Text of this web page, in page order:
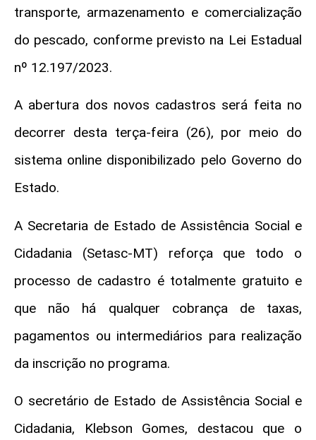
transporte, armazenamento e comercialização
do pescado, conforme previsto na Lei Estadual
nº 12.197/2023.
A abertura dos novos cadastros será feita no
decorrer desta terça-feira (26), por meio do
sistema online disponibilizado pelo Governo do
Estado.
A Secretaria de Estado de Assistência Social e
Cidadania (Setasc-MT) reforça que todo o
processo de cadastro é totalmente gratuito e
que não há qualquer cobrança de taxas,
pagamentos ou intermediários para realização
da inscrição no programa.
O secretário de Estado de Assistência Social e
Cidadania, Klebson Gomes, destacou que o